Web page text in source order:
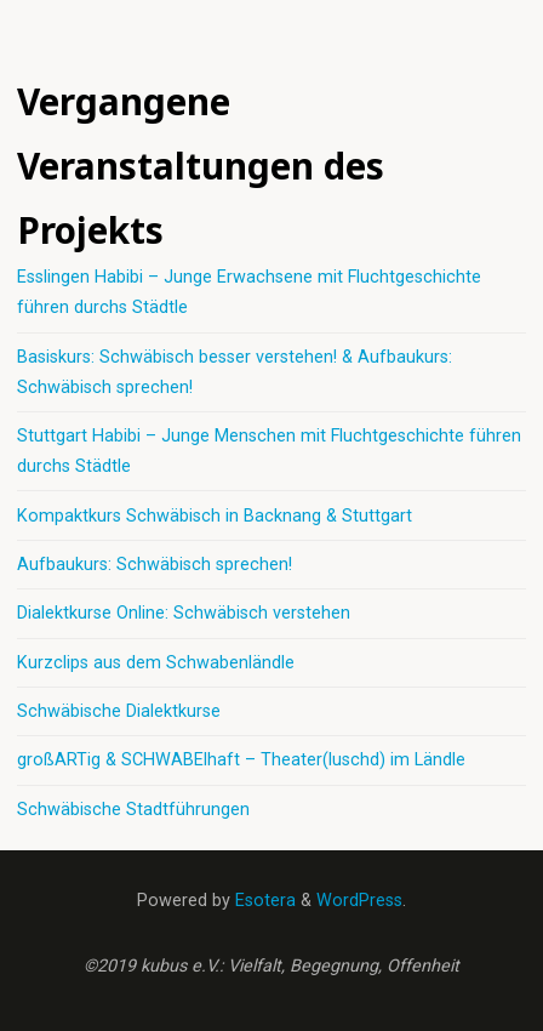
Vergangene
Veranstaltungen des
Projekts
Esslingen Habibi – Junge Erwachsene mit Fluchtgeschichte
führen durchs Städtle
Basiskurs: Schwäbisch besser verstehen! & Aufbaukurs:
Schwäbisch sprechen!
Stuttgart Habibi – Junge Menschen mit Fluchtgeschichte führen
durchs Städtle
Kompaktkurs Schwäbisch in Backnang & Stuttgart
Aufbaukurs: Schwäbisch sprechen!
Dialektkurse Online: Schwäbisch verstehen
Kurzclips aus dem Schwabenländle
Schwäbische Dialektkurse
großARTig & SCHWABElhaft – Theater(luschd) im Ländle
Schwäbische Stadtführungen
Powered by Esotera & WordPress.
©2019 kubus e.V.: Vielfalt, Begegnung, Offenheit